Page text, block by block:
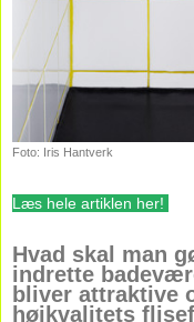
Foto: Iris Hantverk
Læs hele artiklen her!
Hvad skal man
indrette
bliver attraktive
højkvalitets